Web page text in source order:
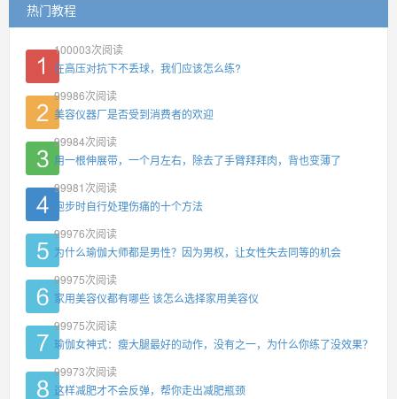
热门教程
100003次阅读
在高压对抗下不丢球，我们应该怎么练?
99986次阅读
美容仪器厂是否受到消费者的欢迎
99984次阅读
用一根伸展带，一个月左右，除去了手臂拜拜肉，背也变薄了
99981 次阅读
跑步时自行处理伤痛的十个方法
99976次阅读
为什么瑜伽大师都是男性？因为男权，让女性失去同等的机会
99975次阅读
家用美容仪都有哪些 该怎么选择家用美容仪
99975次阅读
瑜伽女神式：瘦大腿最好的动作，没有之一，为什么你练了没效果？
99973次阅读
这样减肥才不会反弹，帮你走出减肥瓶颈